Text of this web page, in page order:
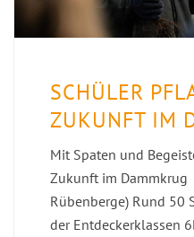
SCHÜLER
ZUKUNFT IM
Mit Spaten und
Zukunft im
Rübenberge) Rund 50
der Entdeckerklassen